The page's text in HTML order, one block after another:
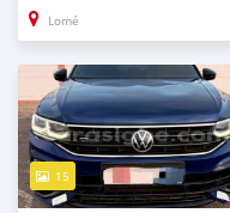
Lomé
15